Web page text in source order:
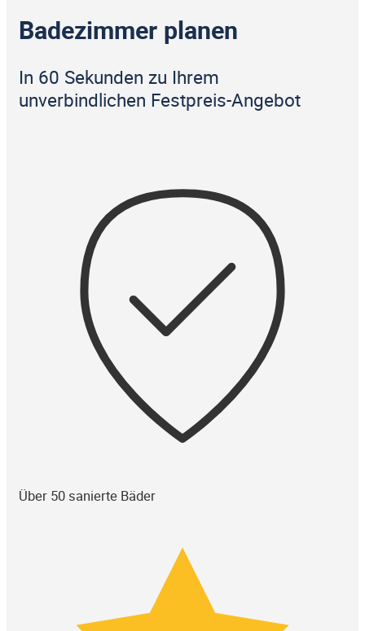
Badezimmer planen
In 60 Sekunden zu Ihrem
unverbindlichen Festpreis-Angebot
Über 50 sanierte Bäder